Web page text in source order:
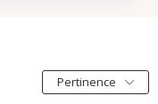
Pertinence